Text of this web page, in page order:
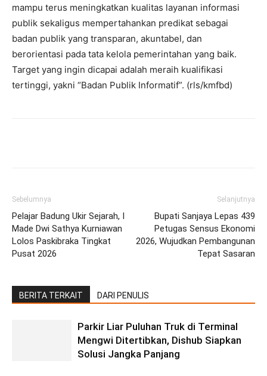
mampu terus meningkatkan kualitas layanan informasi
publik sekaligus mempertahankan predikat sebagai
badan publik yang transparan, akuntabel, dan
berorientasi pada tata kelola pemerintahan yang baik.
Target yang ingin dicapai adalah meraih kualifikasi
tertinggi, yakni “Badan Publik Informatif”. (rls/kmfbd)
Sebelumnya
Pelajar Badung Ukir Sejarah, I
Made Dwi Sathya Kurniawan
Lolos Paskibraka Tingkat
Pusat 2026
Selanjutnya
Bupati Sanjaya Lepas 439
Petugas Sensus Ekonomi
2026, Wujudkan Pembangunan
Tepat Sasaran
BERITA TERKAIT DARI PENULIS
Parkir Liar Puluhan Truk di Terminal
Mengwi Ditertibkan, Dishub Siapkan
Solusi Jangka Panjang